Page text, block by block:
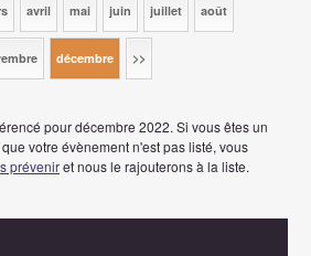
avril mai juin juillet août
décembre >>
pour décembre 2022. Si vous êtes un
votre évènement n'est pas listé, vous
préveniret nous le rajouterons à la liste.